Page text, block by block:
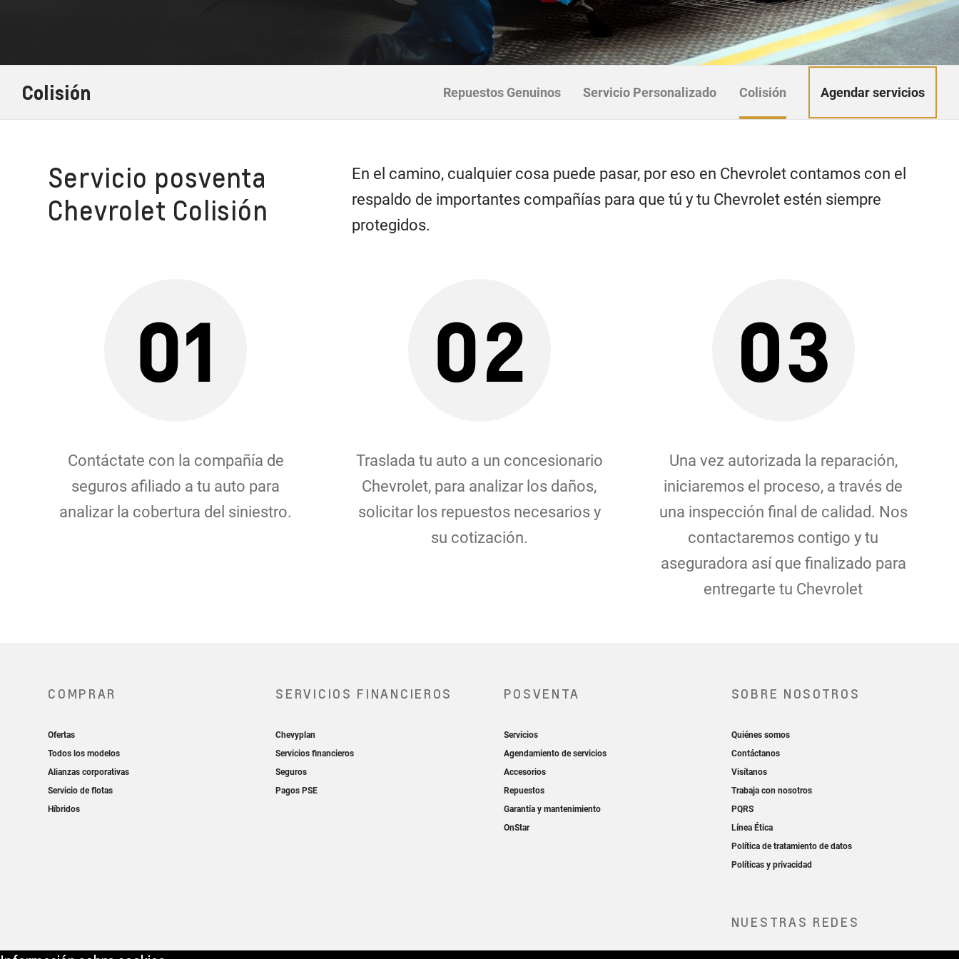
Colisión Repuestos Genuinos Servicio Personalizado Colisión Agendar servicios
Servicio posventa
Chevrolet Colisión
En el camino, cualquier cosa puede pasar, por eso en Chevrolet contamos con el
respaldo de importantes compañías para que tú y tu Chevrolet estén siempre
protegidos.
Contáctate con la compañía de
seguros afiliado a tu auto para
analizar la cobertura del siniestro.
Traslada tu auto a un concesionario
Chevrolet, para analizar los daños,
solicitar los repuestos necesarios y
su cotización.
Una vez autorizada la reparación,
iniciaremos el proceso, a través de
una inspección final de calidad. Nos
contactaremos contigo y tu
aseguradora así que finalizado para
entregarte tu Chevrolet